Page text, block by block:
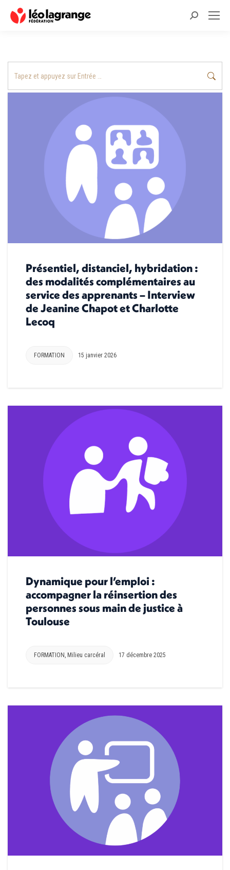
Recherche
Présentiel, distanciel, hybridation :
des modalités complémentaires au
service des apprenants – Interview
de Jeanine Chapot et Charlotte
Lecoq
FORMATION 15 janvier 2026
Dynamique pour l’emploi :
accompagner la réinsertion des
personnes sous main de justice à
Toulouse
FORMATION Milieu carcéral 17 décembre 2025